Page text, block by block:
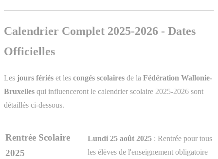
Calendrier Complet 2025-2026 - Dates
Officielles
Les jours fériés et les congés scolaires de la Fédération Wallonie-
Bruxelles qui influenceront le calendrier scolaire 2025-2026 sont
détaillés ci-dessous.
Rentrée Scolaire
2025
Lundi 25 août 2025 : Rentrée pour tous
les élèves de l'enseignement obligatoire